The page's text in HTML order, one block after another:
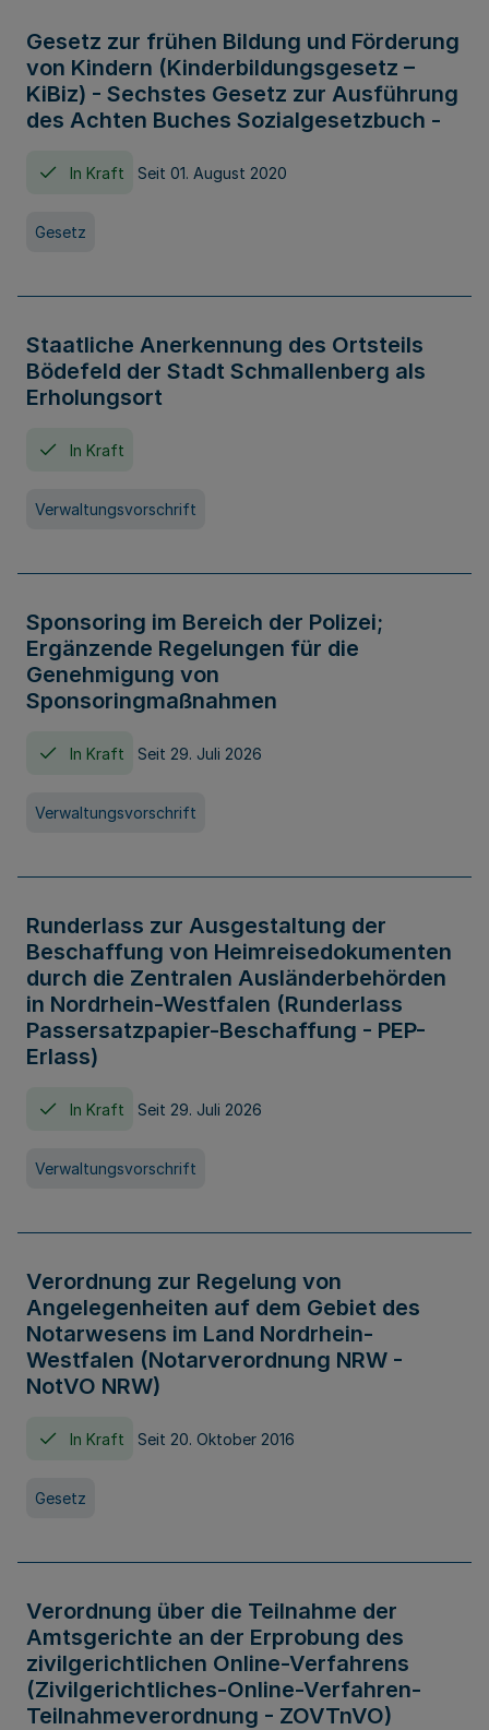
Gesetz zur frühen Bildung und Förderung
von Kindern (Kinderbildungsgesetz –
KiBiz) - Sechstes Gesetz zur Ausführung
des Achten Buches Sozialgesetzbuch -
In Kraft Seit 01. August 2020
Gesetz
Staatliche Anerkennung des Ortsteils
Bödefeld der Stadt Schmallenberg als
Erholungsort
In Kraft
Verwaltungsvorschrift
Sponsoring im Bereich der Polizei;
Ergänzende Regelungen für die
Genehmigung von
Sponsoringmaßnahmen
In Kraft Seit 29. Juli 2026
Verwaltungsvorschrift
Runderlass zur Ausgestaltung der
Beschaffung von Heimreisedokumenten
durch die Zentralen Ausländerbehörden
in Nordrhein-Westfalen (Runderlass
Passersatzpapier-Beschaffung - PEP-
Erlass)
In Kraft Seit 29. Juli 2026
Verwaltungsvorschrift
Verordnung zur Regelung von
Angelegenheiten auf dem Gebiet des
Notarwesens im Land Nordrhein-
Westfalen (Notarverordnung NRW -
NotVO NRW)
In Kraft Seit 20. Oktober 2016
Gesetz
Verordnung über die Teilnahme der
Amtsgerichte an der Erprobung des
zivilgerichtlichen Online-Verfahrens
(Zivilgerichtliches-Online-Verfahren-
Teilnahmeverordnung - ZOVTnVO)